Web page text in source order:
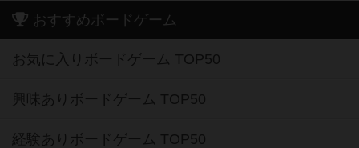
おすすめボードゲーム
お気に入りボードゲーム TOP50
興味ありボードゲーム TOP50
経験ありボードゲーム TOP50